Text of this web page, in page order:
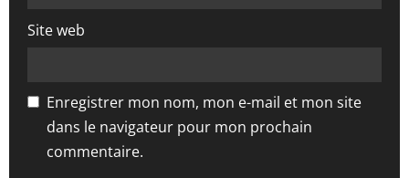
e
Site web
Enregistrer mon nom, mon e-mail et mon site
dans le navigateur pour mon prochain
commentaire.